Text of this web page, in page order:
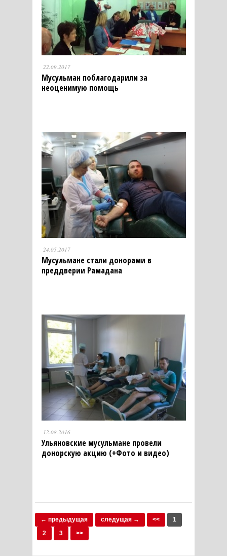
22.09.2017
Мусульман поблагодарили за
неоценимую помощь
24.05.2017
Мусульмане стали донорами в
преддверии Рамадана
12.08.2016
Ульяновские мусульмане провели
донорскую акцию (+Фото и видео)
← предыдущая следущая → <<
1
2
3 >>